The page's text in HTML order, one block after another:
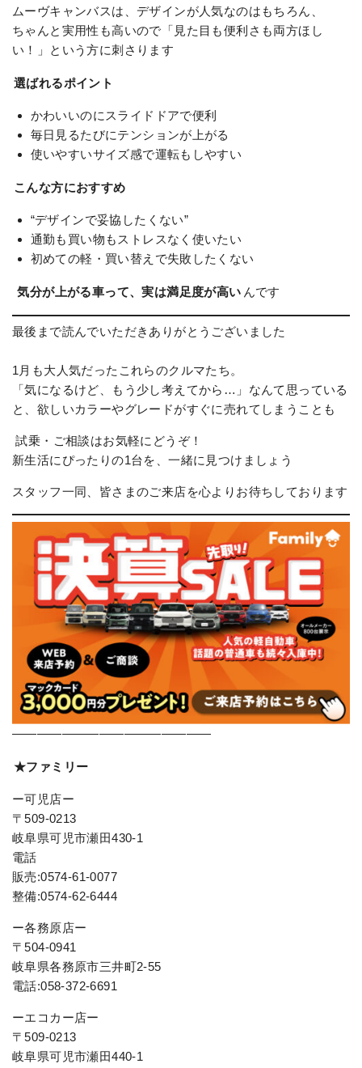
ムーヴキャンバスは、デザインが人気なのはもちろん、
ちゃんと実用性も高いので「見た目も便利さも両方ほし
い！」という方に刺さります
選ばれるポイント
かわいいのにスライドドアで便利
毎日見るたびにテンションが上がる
使いやすいサイズ感で運転もしやすい
こんな方におすすめ
“デザインで妥協したくない”
通勤も買い物もストレスなく使いたい
初めての軽・買い替えで失敗したくない
気分が上がる車って、実は満足度が高い んです
最後まで読んでいただきありがとうございました
1月も大人気だったこれらのクルマたち。
「気になるけど、もう少し考えてから…」なんて思っている
と、欲しいカラーやグレードがすぐに売れてしまうことも
試乗・ご相談はお気軽にどうぞ！
新生活にぴったりの1台を、一緒に見つけましょう
スタッフ一同、皆さまのご来店を心よりお待ちしております
————————————————
★ファミリー
ー可児店ー
〒509-0213
岐阜県可児市瀬田430-1
電話
販売:0574-61-0077
整備:0574-62-6444
ー各務原店ー
〒504-0941
岐阜県各務原市三井町2-55
電話:058-372-6691
ーエコカー店ー
〒509-0213
岐阜県可児市瀬田440-1